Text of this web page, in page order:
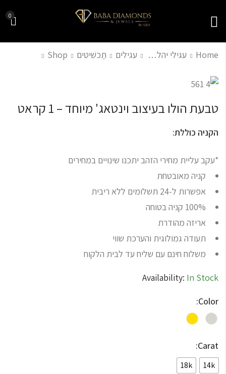
0
Home
Shop תַכשִׁיטִים עגילים עגילי יהלומים
₪ 3,500.00
₪2,500.00
₪3,700.00 טבעת הולו בעיצוב וינטאג' מיוחד – 1 קראט
הקניה כוללת:
*עקב עליית מחירי הזהב יתכנו שינויים במחירים
קניה מאובטחת
אפשרות ל-24 תשלומים ללא ריבית
100% קניה בטוחה
אריזה מהודרת
תעודה גמולוגית והערכת שווי
משלוח חינם עם שליח עד לבית הלקוח
Availability: In Stock
Color:
Carat:
14k
18k